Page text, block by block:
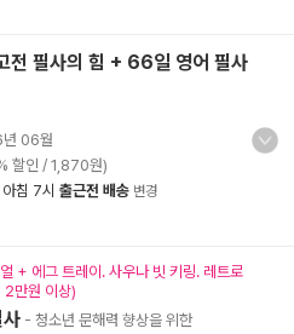
전 필사의 힘 + 66일 영어 필사
06월
할인 / 1,870원)
침 7시 출근전 배송 변경
+ 에그 트레이. 사우나 빗 키링. 레트로
2만원 이상)
- 청소년 문해력 향상을 위한